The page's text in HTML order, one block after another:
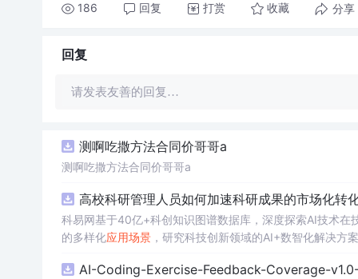
186 回复 打赏 收藏 分享
回复
请发表友善的回复…
测啊吃撒方法合同价哥哥a
测啊吃撒方法合同价哥哥a
高校科研管理人员如何加速科研成果的市场化转
科易网基于40亿+科创知识图谱数据库，深度探索AI技术
的多样化应用场景，研究科技创新领域的AI+数智化解决方
AI-Coding-Exercise-Feedback-Coverage-